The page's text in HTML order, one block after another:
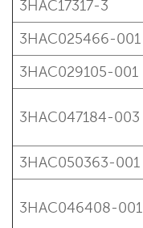
3HAC17317-3
3HAC025466-001
3HAC029105-001
3HAC047184-003
3HAC050363-001
3HAC046408-001